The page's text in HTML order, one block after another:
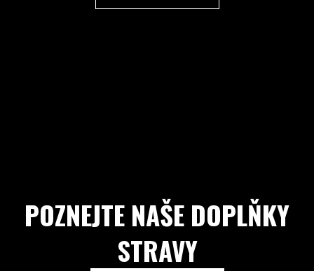
POZNEJTE NAŠE DOPLŇKY
STRAVY